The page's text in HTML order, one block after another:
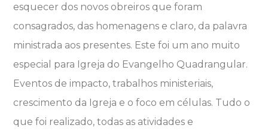
esquecer dos novos obreiros que foram
consagrados, das homenagens e claro, da palavra
ministrada aos presentes. Este foi um ano muito
especial para Igreja do Evangelho Quadrangular.
Eventos de impacto, trabalhos ministeriais,
crescimento da Igreja e o foco em células. Tudo o
que foi realizado, todas as atividades e